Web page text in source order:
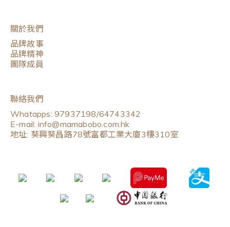
關於我們
品牌故事
品牌精神
團隊成員
聯絡我們
Whatapps: 97937198/64743342
E-mail: info@mamabobo.com.hk
地址: 葵興葵昌路78號富都工業大廈3樓310室